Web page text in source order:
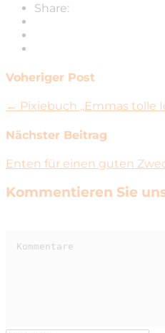
Share:
Voheriger Post
← Pixiebuch „Emmas tolle
Nächster Beitrag
Enten für einen guten
Kommentieren Sie